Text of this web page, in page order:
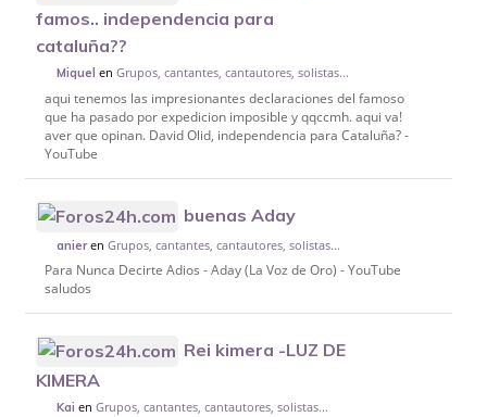
famos.. independencia para
cataluña??
Miquel enGrupos, cantantes, cantautores, solistas...
aqui tenemos las impresionantes declaraciones del famoso
que ha pasado por expedicion imposible y qqccmh. aqui va!
aver que opinan. David Olid, independencia para Cataluña? -
YouTube
buenas Aday
anierenGrupos, cantantes, cantautores, solistas...
Para Nunca Decirte Adios - Aday (La Voz de Oro) - YouTube
saludos
Rei kimera -LUZ DE
KIMERA
Kai enGrupos, cantantes, cantautores, solistas...